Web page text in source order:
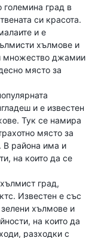
големина град в
си красота.
и е
хълмове и
множество джамии
място за
и е известен
Тук се намира
място за
В района има и
на които да се
град,
Известен е със
хълмове и
на които да
разходки с